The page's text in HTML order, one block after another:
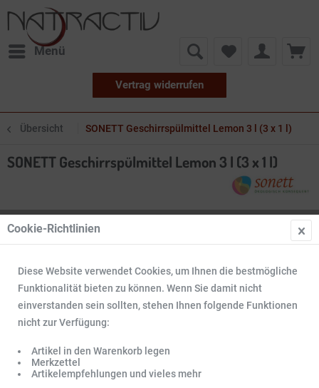
Menü
Vertrag widerrufen
Übersicht SONETT Geschirrspülmittel Lemon 3 l (3 x 1 l)
SONETT Geschirrspülmittel Lemon 3 l (3 x 1 l)
Cookie-Richtlinien
Diese Website verwendet Cookies, um Ihnen die bestmögliche
Funktionalität bieten zu können. Wenn Sie damit nicht
einverstanden sein sollten, stehen Ihnen folgende Funktionen
nicht zur Verfügung:
Artikel in den Warenkorb legen
Merkzettel
Artikelempfehlungen und vieles mehr